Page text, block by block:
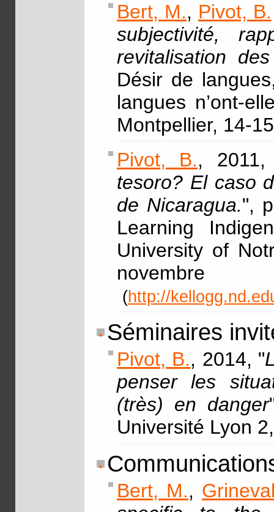
Bert, M., Pivot, B.
subjectivité,
revitalisation
Désir de
langues n’ont-
Montpellier, 14-
Pivot, B.,
tesoro? El caso
de Nicaragua.",
Learning
University of
(http://
Séminaires
Pivot, B., 2014, "
penser les
(très) en danger
Université Lyon
Bert, M.,